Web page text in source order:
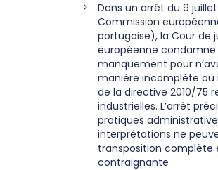
Dans un arrêt du 9
Commission
portugaise), la Cour de
européenne condamne
manquement pour
manière incomplète ou
de la directive 2010/75
industrielles. L’arrêt
pratiques
interprétations ne
transposition complète
contraignante